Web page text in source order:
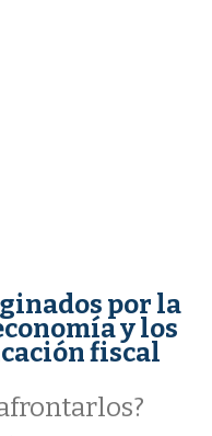
por la
y los
fiscal